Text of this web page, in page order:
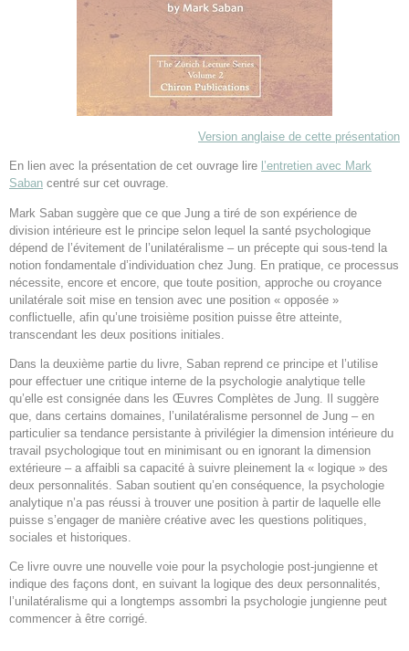
Version anglaise de cette présentation
En lien avec la présentation de cet ouvrage lire l’entretien avec Mark
Saban centré sur cet ouvrage.
Mark Saban suggère que ce que Jung a tiré de son expérience de
division intérieure est le principe selon lequel la santé psychologique
dépend de l’évitement de l’unilatéralisme – un précepte qui sous-tend la
notion fondamentale d’individuation chez Jung. En pratique, ce processus
nécessite, encore et encore, que toute position, approche ou croyance
unilatérale soit mise en tension avec une position « opposée »
conflictuelle, afin qu’une troisième position puisse être atteinte,
transcendant les deux positions initiales.
Dans la deuxième partie du livre, Saban reprend ce principe et l’utilise
pour effectuer une critique interne de la psychologie analytique telle
qu’elle est consignée dans les Œuvres Complètes de Jung. Il suggère
que, dans certains domaines, l’unilatéralisme personnel de Jung – en
particulier sa tendance persistante à privilégier la dimension intérieure du
travail psychologique tout en minimisant ou en ignorant la dimension
extérieure – a affaibli sa capacité à suivre pleinement la « logique » des
deux personnalités. Saban soutient qu’en conséquence, la psychologie
analytique n’a pas réussi à trouver une position à partir de laquelle elle
puisse s’engager de manière créative avec les questions politiques,
sociales et historiques.
Ce livre ouvre une nouvelle voie pour la psychologie post-jungienne et
indique des façons dont, en suivant la logique des deux personnalités,
l’unilatéralisme qui a longtemps assombri la psychologie jungienne peut
commencer à être corrigé.